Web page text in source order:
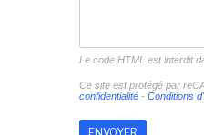
Le code HTML est interdit
Ce site est protégé par
confidentialité- Conditions